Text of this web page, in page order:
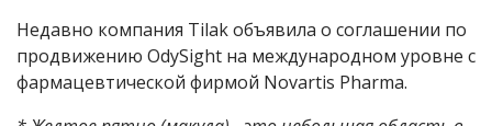
Недавно компания Tilakобъявила о соглашении по
продвижению OdySight на международном уровне с
фармацевтической фирмой Novartis Pharma.